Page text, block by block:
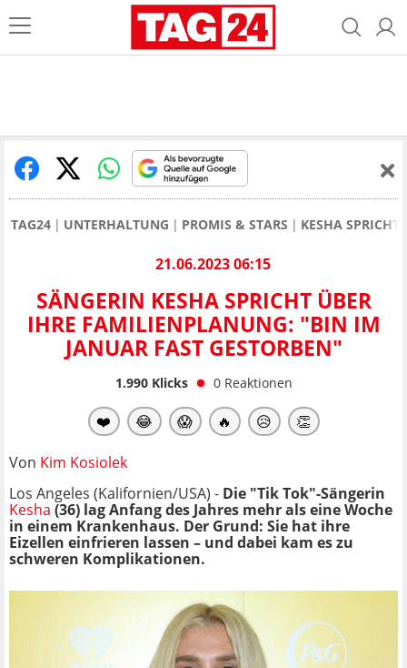
TAG24 UNTERHALTUNG PROMIS & STARS KESHA
21.06.2023 06:15
SÄNGERIN KESHA SPRICHT ÜBER
IHRE FAMILIENPLANUNG: "BIN IM
JANUAR FAST GESTORBEN"
1.990Klicks 0 Reaktionen
❤️ 😂 😱 🔥 😥 👏
Von Kim Kosiolek
Los Angeles (Kalifornien/USA) - Die "Tik Tok"-Sängerin
Kesha (36) lag Anfang des Jahres mehr als eine Woche
in einem Krankenhaus. Der Grund: Sie hat ihre
Eizellen einfrieren lassen – und dabei kam es zu
schweren Komplikationen.